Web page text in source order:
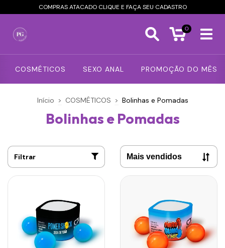
COMPRAS ATACADO CLIQUE E FAÇA SEU CADASTRO
0
COSMÉTICOS SEXO ANAL PROMOÇÃO DO MÊS
Início > COSMÉTICOS > Bolinhas e Pomadas
Bolinhas e Pomadas
Filtrar